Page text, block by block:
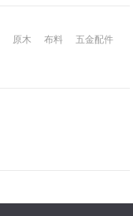
原木 布料
五金配件